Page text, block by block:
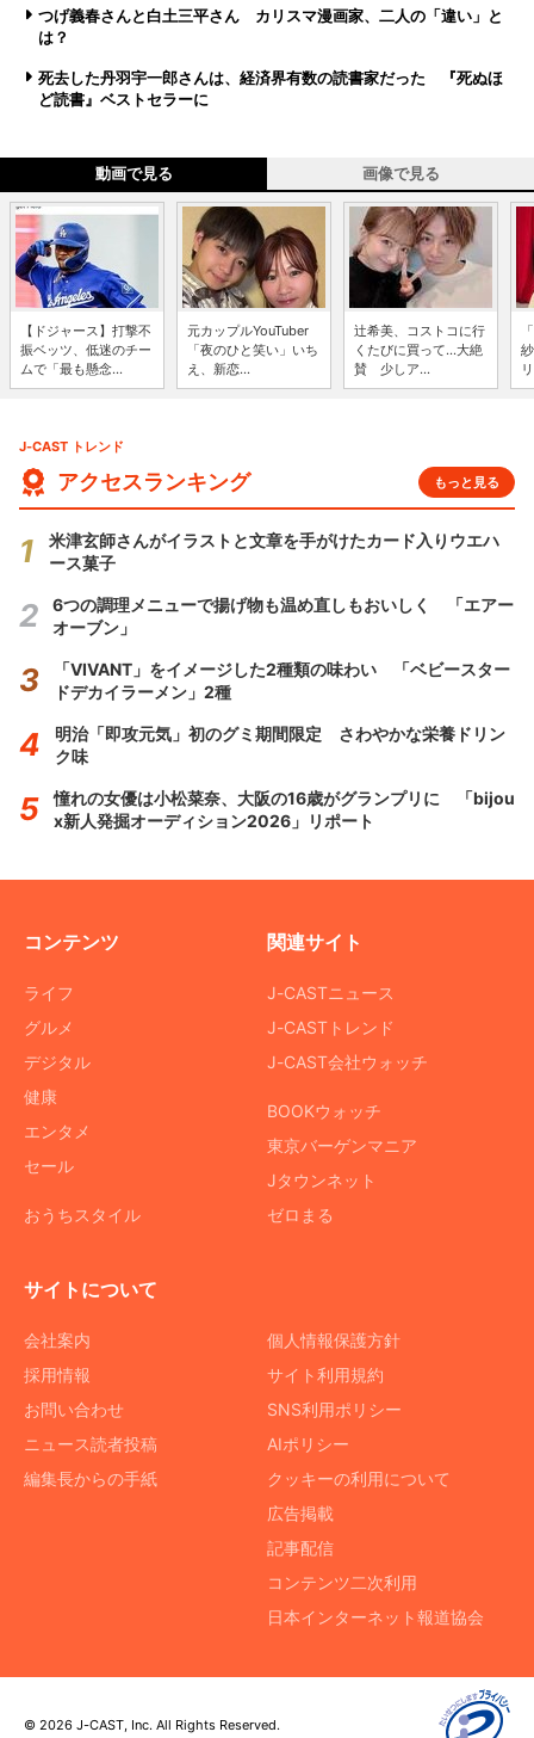
つげ義春さんと白土三平さん カリスマ漫画家、二人の「違い」と
は？
死去した丹羽宇一郎さんは、経済界有数の読書家だった 『死ぬほ
ど読書』ベストセラーに
動画で見る 画像で見る
【ドジャース】打撃不
振ベッツ、低迷のチー
ムで「最も懸念...
元カップルYouTuber
「夜のひと笑い」いち
え、新恋...
辻希美、コストコに行
くたびに買って...大絶
賛 少しア...
J-CAST トレンド
アクセスランキング もっと見る
米津玄師さんがイラストと文章を手がけたカード入りウエハ
ース菓子
6つの調理メニューで揚げ物も温め直しもおいしく 「エアー
オーブン」
「VIVANT」をイメージした2種類の味わい 「ベビースター
ドデカイラーメン」2種
明治「即攻元気」初のグミ期間限定 さわやかな栄養ドリン
ク味
憧れの女優は小松菜奈、大阪の16歳がグランプリに 「bijou
x新人発掘オーディション2026」リポート
コンテンツ
ライフ
グルメ
デジタル
健康
エンタメ
セール
おうちスタイル
関連サイト
J-CASTニュース
J-CASTトレンド
J-CAST会社ウォッチ
BOOKウォッチ
東京バーゲンマニア
Jタウンネット
ゼロまる
サイトについて
会社案内
採用情報
お問い合わせ
ニュース読者投稿
編集長からの手紙
個人情報保護方針
サイト利用規約
SNS利用ポリシー
AIポリシー
クッキーの利用について
広告掲載
記事配信
コンテンツ二次利用
日本インターネット報道協会
© 2026 J-CAST, Inc. All Rights Reserved.